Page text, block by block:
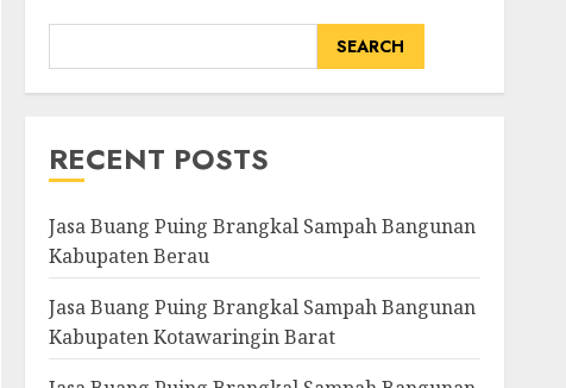
SEARCH
RECENT POSTS
Jasa Buang Puing Brangkal Sampah Bangunan
Kabupaten Berau
Jasa Buang Puing Brangkal Sampah Bangunan
Kabupaten Kotawaringin Barat